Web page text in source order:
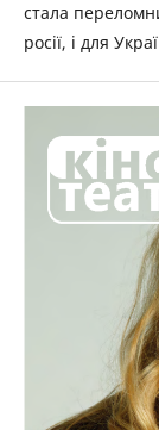
стала
росії, і для